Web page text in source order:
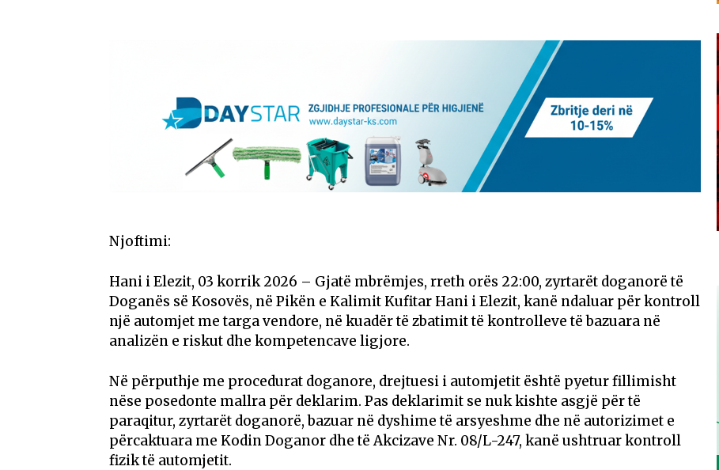
Njoftimi:
Hani i Elezit, 03 korrik 2026 – Gjatë mbrëmjes, rreth orës 22:00, zyrtarët doganorë të
Doganës së Kosovës, në Pikën e Kalimit Kufitar Hani i Elezit, kanë ndaluar për kontroll
një automjet me targa vendore, në kuadër të zbatimit të kontrolleve të bazuara në
analizën e riskut dhe kompetencave ligjore.
Në përputhje me procedurat doganore, drejtuesi i automjetit është pyetur fillimisht
nëse posedonte mallra për deklarim. Pas deklarimit se nuk kishte asgjë për të
paraqitur, zyrtarët doganorë, bazuar në dyshime të arsyeshme dhe në autorizimet e
përcaktuara me Kodin Doganor dhe të Akcizave Nr. 08/L-247, kanë ushtruar kontroll
fizik të automjetit.